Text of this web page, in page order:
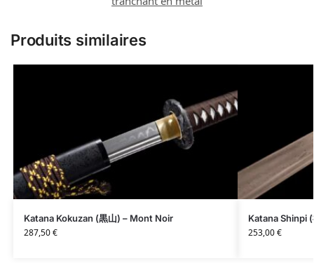
Produits similaires
Katana Kokuzan (黒山) – Mont Noir
287,50€
Katana Shinpi
253,00€